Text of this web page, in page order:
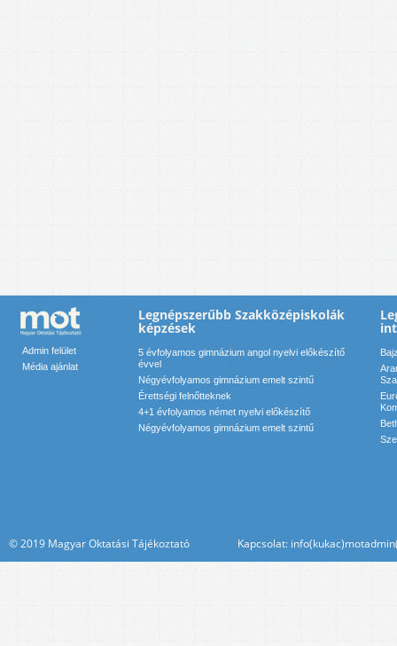
Admin felület
Média ajánlat
Legnépszerűbb Szakközépiskolák
képzések
5 évfolyamos gimnázium angol nyelvi előkészítő
évvel
Négyévfolyamos gimnázium emelt szintű
Érettségi felnőtteknek
4+1 évfolyamos német nyelvi előkészítő
Négyévfolyamos gimnázium emelt szintű
© 2019 Magyar Oktatási Tájékoztató Kapcsolat: